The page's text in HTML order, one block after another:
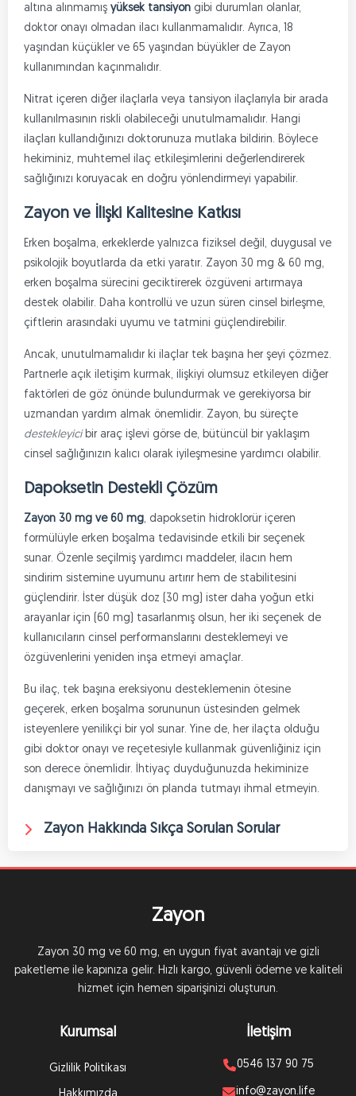
altına alınmamış yüksek tansiyon gibi durumları olanlar,
doktor onayı olmadan ilacı kullanmamalıdır. Ayrıca, 18
yaşından küçükler ve 65 yaşından büyükler de Zayon
kullanımından kaçınmalıdır.
Nitrat içeren diğer ilaçlarla veya tansiyon ilaçlarıyla bir arada
kullanılmasının riskli olabileceği unutulmamalıdır. Hangi
ilaçları kullandığınızı doktorunuza mutlaka bildirin. Böylece
hekiminiz, muhtemel ilaç etkileşimlerini değerlendirerek
sağlığınızı koruyacak en doğru yönlendirmeyi yapabilir.
Zayon ve İlişki Kalitesine Katkısı
Erken boşalma, erkeklerde yalnızca fiziksel değil, duygusal ve
psikolojik boyutlarda da etki yaratır. Zayon 30 mg & 60 mg,
erken boşalma sürecini geciktirerek özgüveni artırmaya
destek olabilir. Daha kontrollü ve uzun süren cinsel birleşme,
çiftlerin arasındaki uyumu ve tatmini güçlendirebilir.
Ancak, unutulmamalıdır ki ilaçlar tek başına her şeyi çözmez.
Partnerle açık iletişim kurmak, ilişkiyi olumsuz etkileyen diğer
faktörleri de göz önünde bulundurmak ve gerekiyorsa bir
uzmandan yardım almak önemlidir. Zayon, bu süreçte
destekleyicibir araç işlevi görse de, bütüncül bir yaklaşım
cinsel sağlığınızın kalıcı olarak iyileşmesine yardımcı olabilir.
Dapoksetin Destekli Çözüm
Zayon 30 mg ve 60 mg, dapoksetin hidroklorür içeren
formülüyle erken boşalma tedavisinde etkili bir seçenek
sunar. Özenle seçilmiş yardımcı maddeler, ilacın hem
sindirim sistemine uyumunu artırır hem de stabilitesini
güçlendirir. İster düşük doz (30 mg) ister daha yoğun etki
arayanlar için (60 mg) tasarlanmış olsun, her iki seçenek de
kullanıcıların cinsel performanslarını desteklemeyi ve
özgüvenlerini yeniden inşa etmeyi amaçlar.
Bu ilaç, tek başına ereksiyonu desteklemenin ötesine
geçerek, erken boşalma sorununun üstesinden gelmek
isteyenlere yenilikçi bir yol sunar. Yine de, her ilaçta olduğu
gibi doktor onayı ve reçetesiyle kullanmak güvenliğiniz için
son derece önemlidir. İhtiyaç duyduğunuzda hekiminize
danışmayı ve sağlığınızı ön planda tutmayı ihmal etmeyin.
Zayon Hakkında Sıkça Sorulan Sorular
Zayon
Zayon 30 mg ve 60 mg, en uygun fiyat avantajı ve gizli
paketleme ile kapınıza gelir. Hızlı kargo, güvenli ödeme ve kaliteli
hizmet için hemen siparişinizi oluşturun.
Kurumsal
Gizlilik Politikası
İletişim
0546 137 90 75
info@zayon.life